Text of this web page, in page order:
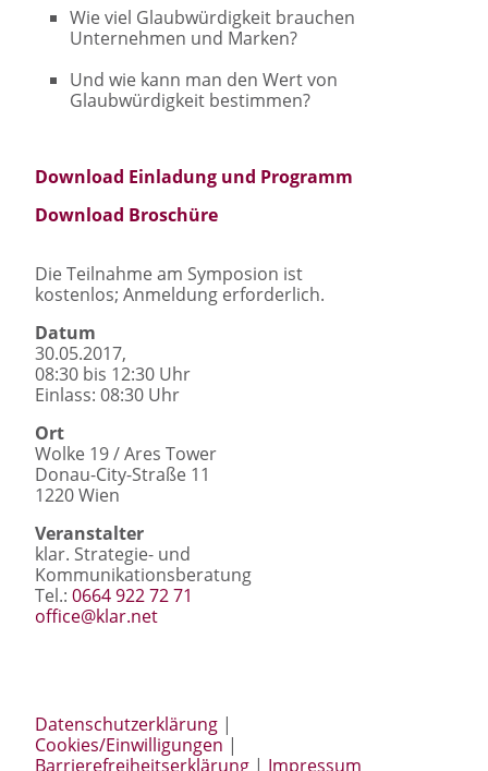
Wie viel Glaubwürdigkeit brauchen
Unternehmen und Marken?
Und wie kann man den Wert von
Glaubwürdigkeit bestimmen?
Download Einladung und Programm
Download Broschüre
Die Teilnahme am Symposion ist
kostenlos; Anmeldung erforderlich.
Datum
30.05.2017,
08:30 bis 12:30 Uhr
Einlass: 08:30 Uhr
Ort
Wolke 19 / Ares Tower
Donau-City-Straße 11
1220 Wien
Veranstalter
klar. Strategie- und
Kommunikationsberatung
Tel.: 0664 922 72 71
office@klar.net
Datenschutzerklärung |
Cookies/Einwilligungen |
Barrierefreiheitserklärung | Impressum